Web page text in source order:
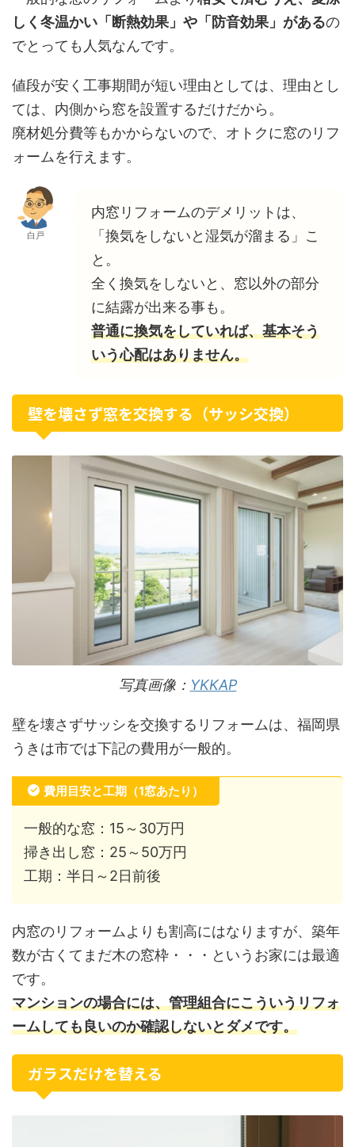
しく冬温かい「断熱効果」や「防音効果」があるの
でとっても人気なんです。
値段が安く工事期間が短い理由としては、理由とし
ては、内側から窓を設置するだけだから。
廃材処分費等もかからないので、オトクに窓のリフ
ォームを行えます。
白戸
内窓リフォームのデメリットは、
「換気をしないと湿気が溜まる」こ
と。
全く換気をしないと、窓以外の部分
に結露が出来る事も。
普通に換気をしていれば、基本そう
いう心配はありません。
壁を壊さず窓を交換する（サッシ交換）
写真画像： YKKAP
壁を壊さずサッシを交換するリフォームは、福岡県
うきは市では下記の費用が一般的。
費用目安と工期（1窓あたり）
一般的な窓：15～30万円
掃き出し窓：25～50万円
工期：半日～2日前後
内窓のリフォームよりも割高にはなりますが、築年
数が古くてまだ木の窓枠・・・というお家には最適
です。
マンションの場合には、管理組合にこういうリフォ
ームしても良いのか確認しないとダメです。
ガラスだけを替える